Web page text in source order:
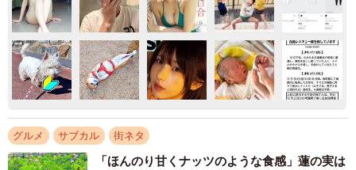
グルメ サブカル 街ネタ
「ほんのり甘くナッツのような食感」蓮の実は